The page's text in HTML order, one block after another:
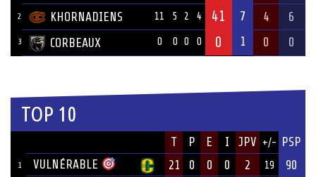
2 KHORNADIENS 11 5 2 4 41 7 4 6
3 CORBEAUX 0 0 0 0 0 1 0 0
TOP 10
T P E I JPV +/- PSP
1 VULNÉRABLE 21 0 0 0 2 19 90